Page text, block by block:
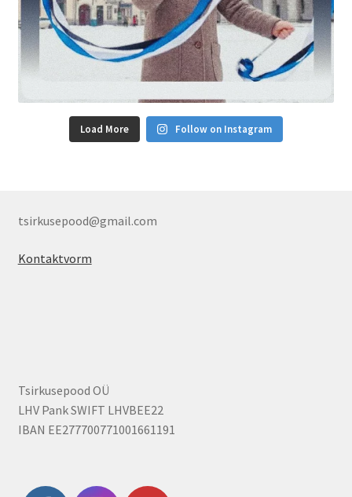
Load More Follow on Instagram
tsirkusepood@gmail.com
Kontaktvorm
Tsirkusepood OÜ
LHV Pank SWIFT LHVBEE22
IBAN EE277700771001661191